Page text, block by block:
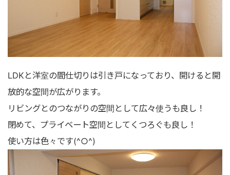
LDKと洋室の間仕切りは引き戸になっており、開けると開
放的な空間が広がります。
リビングとのつながりの空間として広々使うも良し！
閉めて、プライベート空間としてくつろぐも良し！
使い方は色々です(^○^)